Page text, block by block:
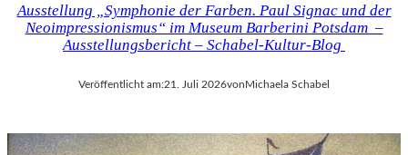
Ausstellung „Symphonie der Farben. Paul Signac und der
Neoimpressionismus“ im Museum Barberini Potsdam –
Ausstellungsbericht – Schabel-Kultur-Blog
Veröffentlicht am:21. Juli 2026vonMichaela Schabel